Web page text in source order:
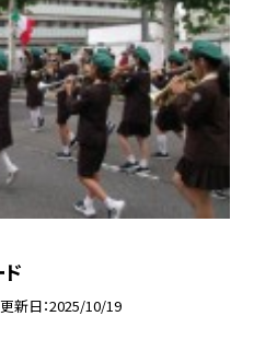
更新日 2025/10/19